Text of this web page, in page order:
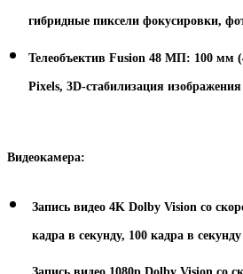
гибридные пиксели фокусировки,
Телеобъектив Fusion 48 МП: 100 мм
Pixels, 3D-стабилизация
Видеокамера:
Запись видео 4K Dolby Vision со
кадра в секунду, 100 кадра в